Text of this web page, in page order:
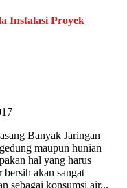
Instalasi Proyek
Banyak Jaringan
maupun hunian
hal yang harus
akan sangat
sebagai konsumsi air...